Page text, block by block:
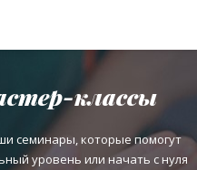
классы
семинары, которые помогут
уровень или начать с нуля